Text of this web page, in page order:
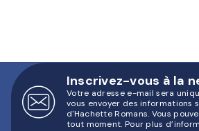
Inscrivez-vous à la
Votre adresse e-mail sera
vous envoyer des informations
d'Hachette Romans. Vous
tout moment. Pour plus